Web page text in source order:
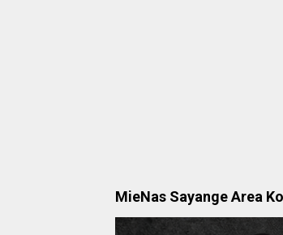
MieNas Sayange Area